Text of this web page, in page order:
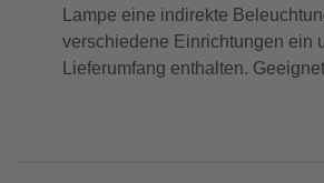
Lampe eine indirekte
verschiedene Einrichtungen ein
Lieferumfang enthalten.